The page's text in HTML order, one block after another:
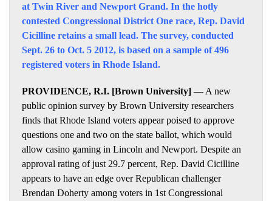
at Twin River and Newport Grand. In the hotly
contested Congressional District One race, Rep. David
Cicilline retains a small lead. The survey, conducted
Sept. 26 to Oct. 5 2012, is based on a sample of 496
registered voters in Rhode Island.
PROVIDENCE, R.I. [Brown University] — A new
public opinion survey by Brown University researchers
finds that Rhode Island voters appear poised to approve
questions one and two on the state ballot, which would
allow casino gaming in Lincoln and Newport. Despite an
approval rating of just 29.7 percent, Rep. David Cicilline
appears to have an edge over Republican challenger
Brendan Doherty among voters in 1st Congressional